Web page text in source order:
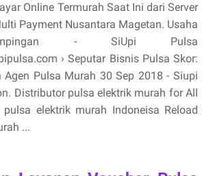
Online Termurah Saat Ini dari Server
Payment Nusantara Magetan. Usaha
- SiUpi Pulsa
› Seputar Bisnis Pulsa Skor:
Agen Pulsa Murah 30 Sep 2018 - Siupi
Distributor pulsa elektrik murah for All
pulsa elektrik murah Indoneisa Reload
...